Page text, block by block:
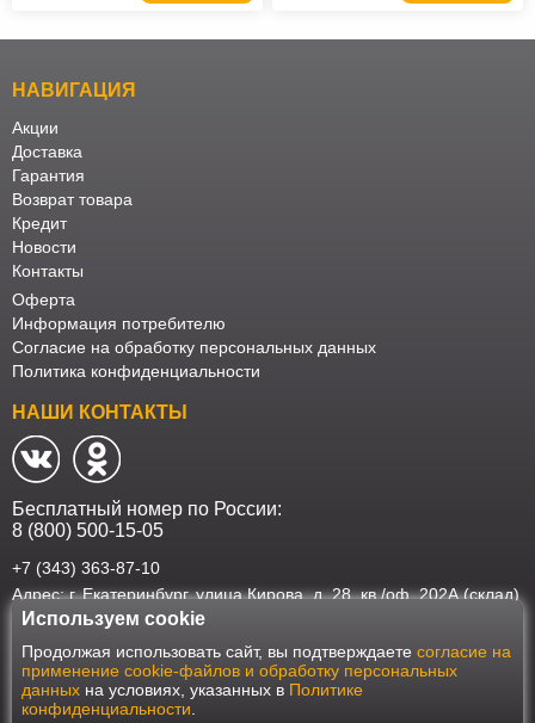
НАВИГАЦИЯ
Акции
Доставка
Гарантия
Возврат товара
Кредит
Новости
Контакты
Оферта
Информация потребителю
Согласие на обработку персональных данных
Политика конфиденциальности
НАШИ КОНТАКТЫ
Бесплатный номер по России:
8 (800) 500-15-05
+7 (343) 363-87-10
Адрес: г. Екатеринбург, улица Кирова, д. 28, кв./оф. 202А (склад)
Наш интернет-магазин работает в соответствии с требованиями
Федерального закона от 27 июля 2006 года №152-ФЗ "О персональных
данных". Оформить заказ на сайте Мебеласка возможно только при
наличии согласия на обработку Ваших персональных данных. Для
улучшения работы сайта и его взаимодействия с пользователями мы
Используем cookie
Продолжая использовать сайт, вы подтверждаете согласие на
применение cookie-файлов и обработку персональных
данных на условиях, указанных в Политике
конфиденциальности